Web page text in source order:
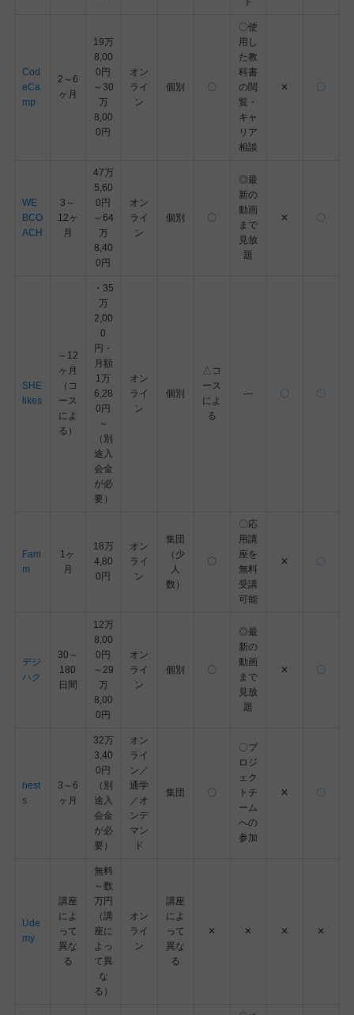
Cod
eCa
mp
2～6
ヶ月
19万
8,00
0円
～30
万
8,00
0円
オン
ライ
ン
個別 〇
〇使
用し
た教
科書
の閲
覧・
キャ
リア
相談
✕ 〇
WE
BCO
ACH
3～
12ヶ
月
47万
5,60
0円
～64
万
8,40
0円
オン
ライ
ン
個別 〇
◎最
新の
動画
まで
見放
題
✕ 〇
SHE
likes
～12
ヶ月
（コ
ース
によ
る）
・35
万
2,00
0
円・
月額
1万
6,28
0円
～
（別
途入
会金
が必
要）
オン
ライ
ン
個別
△コ
ース
によ
る
― 〇 〇
Fam
m
1ヶ
月
18万
4,80
0円
オン
ライ
ン
集団
（少
人
数）
〇
〇応
用講
座を
無料
受講
可能
✕ 〇
デジ
ハク
30～
180
日間
12万
8,00
0円
～29
万
8,00
0円
オン
ライ
ン
個別 〇
◎最
新の
動画
まで
見放
題
✕ 〇
nest
s
3～6
ヶ月
32万
3,40
0円
（別
途入
会金
が必
要）
オン
ライ
ン／
通学
／オ
ンデ
マン
ド
集団 〇
〇プ
ロジ
ェク
トチ
ーム
への
参加
✕ 〇
Ude
my
講座
によ
って
異な
る
無料
～数
万円
（講
座に
よっ
て異
な
る）
オン
ライ
ン
講座
によ
って
異な
る
✕ ✕ ✕ ✕